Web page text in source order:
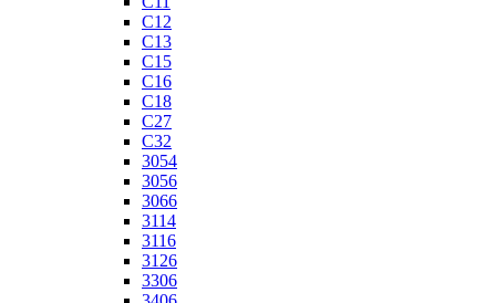
C12
C13
C15
C16
C18
C27
C32
3054
3056
3066
3114
3116
3126
3306